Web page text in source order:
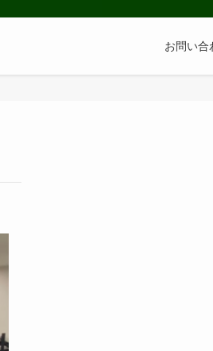
お問い合